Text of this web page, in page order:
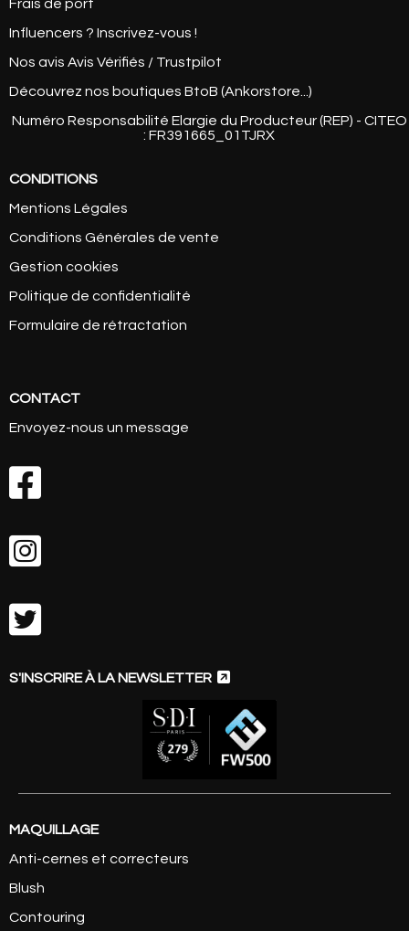
Frais de port
Influencers ? Inscrivez-vous !
Nos avis Avis Vérifiés / Trustpilot
Découvrez nos boutiques BtoB (Ankorstore...)
Numéro Responsabilité Elargie du Producteur (REP) - CITEO
: FR391665_01TJRX
CONDITIONS
Mentions Légales
Conditions Générales de vente
Gestion cookies
Politique de confidentialité
Formulaire de rétractation
CONTACT
Envoyez-nous un message



S'INSCRIRE À LA NEWSLETTER 
MAQUILLAGE
Anti-cernes et correcteurs
Blush
Contouring